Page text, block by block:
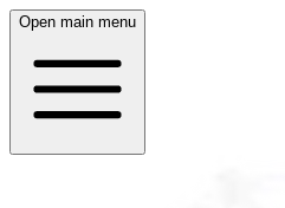
Open main menu